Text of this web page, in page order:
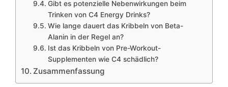
Gibt es potenzielle Nebenwirkungen beim
Trinken von C4 Energy Drinks?
Wie lange dauert das Kribbeln von Beta-
Alanin in der Regel an?
Ist das Kribbeln von Pre-Workout-
Supplementen wie C4 schädlich?
Zusammenfassung